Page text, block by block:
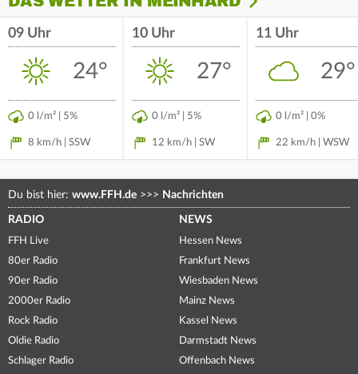
09 Uhr
24°
0 l/m² | 5%
8 km/h | SSW
10 Uhr
27°
0 l/m² | 5%
12 km/h | SW
11 Uhr
29°
0 l/m² | 0%
22 km/h | WSW
Du bist hier: www.FFH.de >>> Nachrichten
RADIO
FFH Live
80er Radio
90er Radio
2000er Radio
Rock Radio
Oldie Radio
Schlager Radio
NEWS
Hessen News
Frankfurt News
Wiesbaden News
Mainz News
Kassel News
Darmstadt News
Offenbach News